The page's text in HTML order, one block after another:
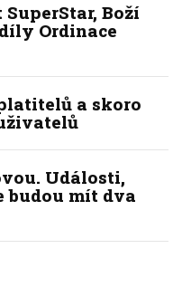
Boží
Ordinace
a skoro
Události,
budou mít dva